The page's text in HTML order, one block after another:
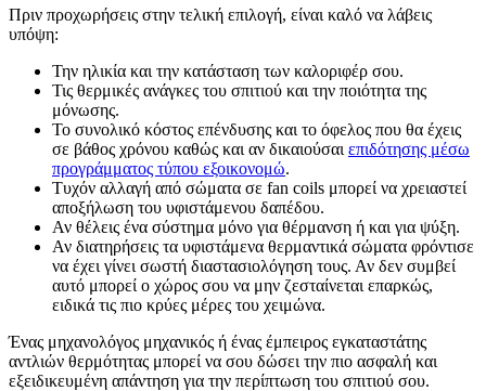
Πριν προχωρήσεις στην τελική επιλογή, είναι καλό να λάβεις
υπόψη:
Την ηλικία και την κατάσταση των καλοριφέρ σου.
Τις θερμικές ανάγκες του σπιτιού και την ποιότητα της
μόνωσης.
Το συνολικό κόστος επένδυσης και το όφελος που θα έχεις
σε βάθος χρόνου καθώς και αν δικαιούσαι επιδότησης μέσω
προγράμματος τύπου εξοικονομώ.
Τυχόν αλλαγή από σώματα σε fan coils μπορεί να χρειαστεί
αποξήλωση του υφιστάμενου δαπέδου.
Αν θέλεις ένα σύστημα μόνο για θέρμανση ή και για ψύξη.
Αν διατηρήσεις τα υφιστάμενα θερμαντικά σώματα φρόντισε
να έχει γίνει σωστή διαστασιολόγηση τους. Αν δεν συμβεί
αυτό μπορεί ο χώρος σου να μην ζεσταίνεται επαρκώς,
ειδικά τις πιο κρύες μέρες του χειμώνα.
Ένας μηχανολόγος μηχανικός ή ένας έμπειρος εγκαταστάτης
αντλιών θερμότητας μπορεί να σου δώσει την πιο ασφαλή και
εξειδικευμένη απάντηση για την περίπτωση του σπιτιού σου.